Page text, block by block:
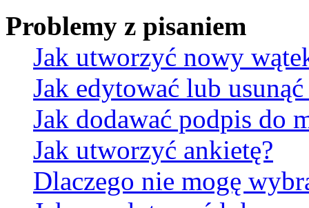
Problemy z pisaniem
Jak utworzyć nowy
Jak edytować lub usunąć
Jak dodawać podpis do
Jak utworzyć ankietę?
Dlaczego nie mogę